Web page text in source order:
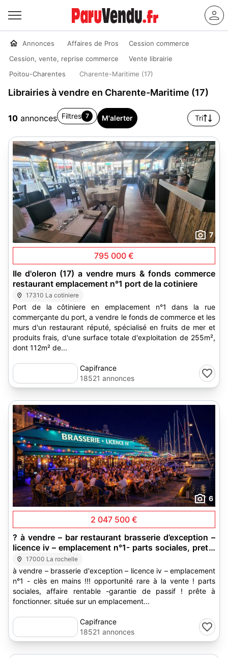
Annonces Affaires de Pros
Cession commerce
Cession, vente, reprise commerce
Vente librairie
Poitou-Charentes
Charente-Maritime (17)
Librairies à vendre en Charente-Maritime (17)
10 annonces Filtres 7 M'alerter Tri
7
795 000 €
Ile d'oleron (17) a vendre murs & fonds commerce
restaurant emplacement n°1 port de la cotiniere
17310 La cotiniere
Port de la côtiniere en emplacement n°1 dans la rue
commerçante du port, a vendre le fonds de commerce et les
murs d'un restaurant réputé, spécialisé en fruits de mer et
produits frais, d'une surface totale d'exploitation de 255m²,
dont 112m² de...
Capifrance
18521 annonces
6
2 047 500 €
? à vendre – bar restaurant brasserie d’exception –
licence iv – emplacement n°1- parts sociales, pret a
demarrer outil cles en
17000 La rochelle
à vendre – brasserie d'exception – licence iv – emplacement
n°1 - clès en mains !!! opportunité rare à la vente ! parts
sociales, affaire rentable -garantie de passif ! prête à
fonctionner. située sur un emplacement...
Capifrance
18521 annonces